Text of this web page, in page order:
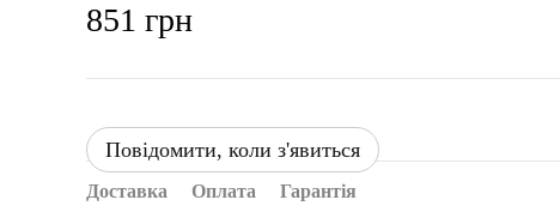
851 грн
Повідомити, коли з'явиться
Доставка Оплата Гарантія